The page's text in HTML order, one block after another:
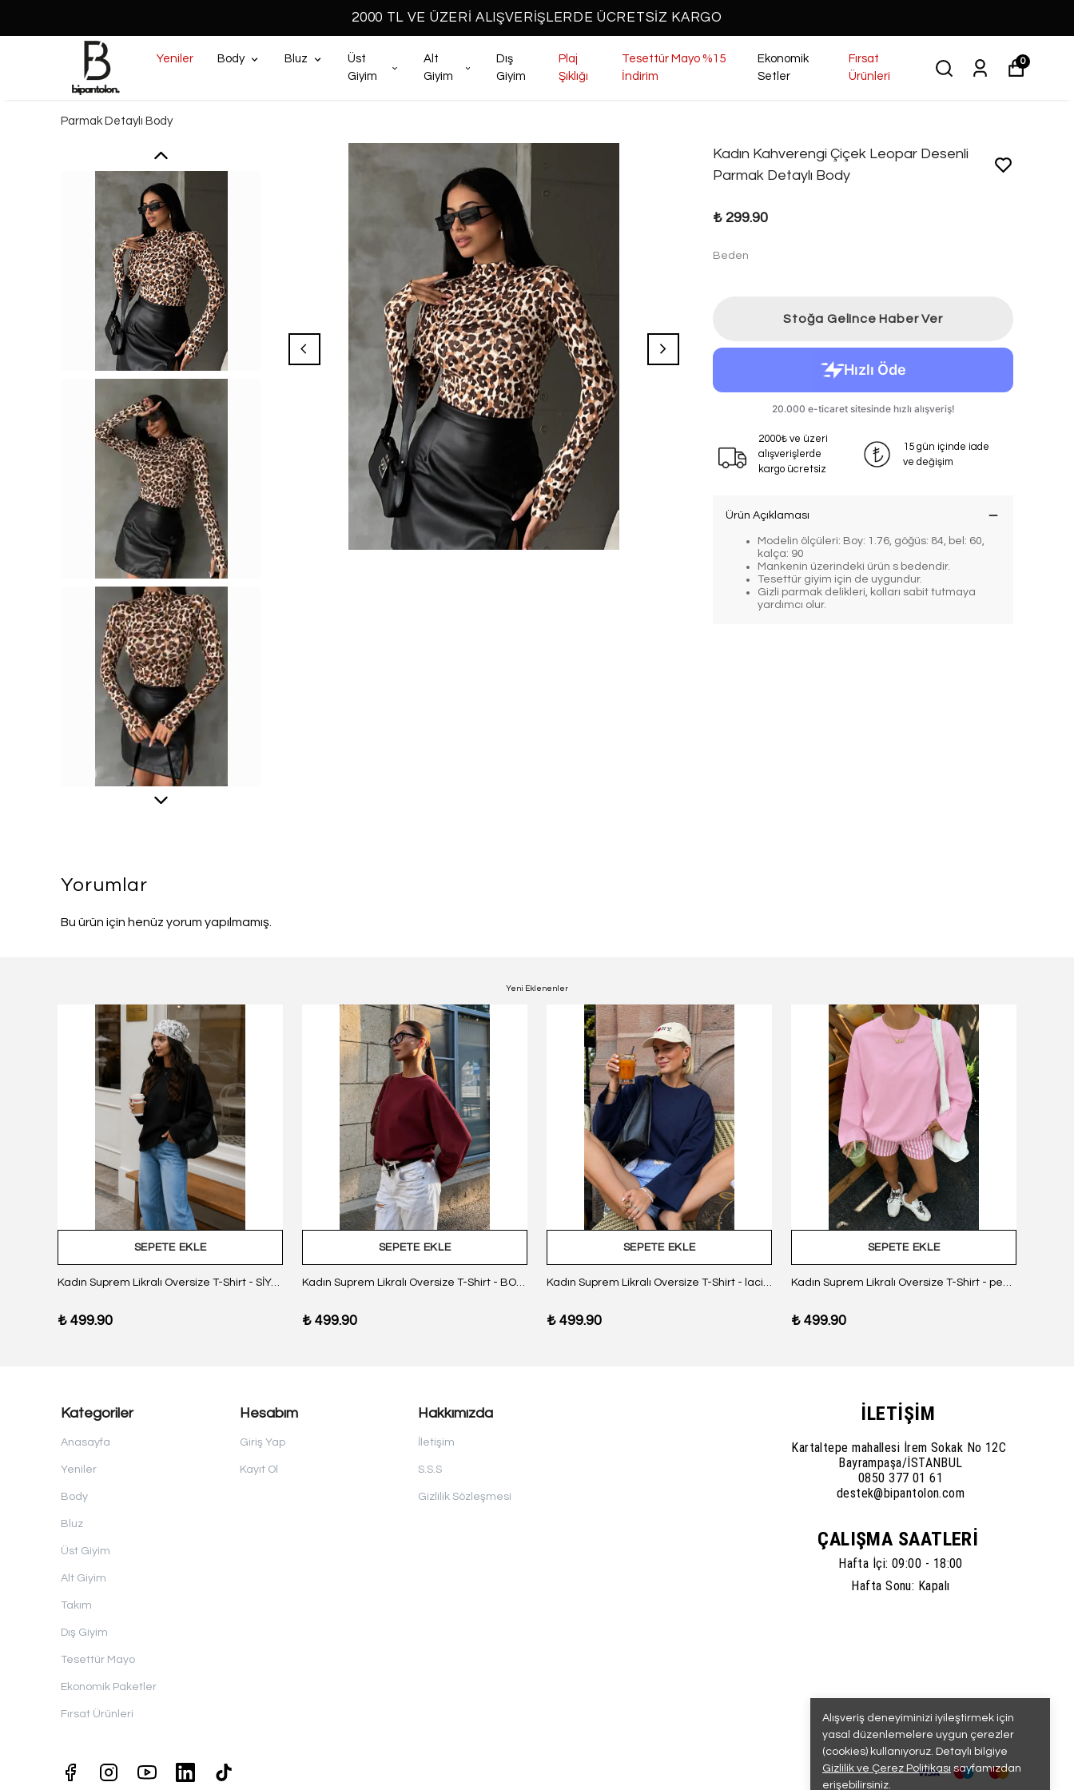
2000 TL VE ÜZERİ ALIŞVERİŞLERDE ÜCRETSİZ KARGO
Yeniler Body Bluz
Üst
Giyim
Alt
Giyim
Dış
Giyim
Plaj
Şıklığı
Tesettür Mayo %15
İndirim
Ekonomik
Setler
Fırsat
Ürünleri
0
Alışveriş deneyiminizi iyileştirmek için
yasal düzenlemelere uygun çerezler
(cookies) kullanıyoruz. Detaylı bilgiye
Gizlilik ve Çerez Politikası sayfamızdan
erişebilirsiniz.
Parmak Detaylı Body
Kadın Kahverengi Çiçek Leopar Desenli
Parmak Detaylı Body
₺ 299.90
Beden
Stoğa Gelince Haber Ver
2000₺ ve üzeri
alışverişlerde
kargo ücretsiz
15 gün içinde iade
ve değişim
Ürün Açıklaması
Modelin ölçüleri: Boy: 1.76, göğüs: 84, bel: 60,
kalça: 90
Mankenin üzerindeki ürün s bedendir.
Tesettür giyim için de uygundur.
Gizli parmak delikleri, kolları sabit tutmaya
yardımcı olur.
Yorumlar
Bu ürün için henüz yorum yapılmamış.
Yeni Eklenenler
SEPETE EKLE
Kadın Suprem Likralı Oversize T-Shirt - SİYAH
₺ 499.90
SEPETE EKLE
Kadın Suprem Likralı Oversize T-Shirt - BORDO
₺ 499.90
SEPETE EKLE
Kadın Suprem Likralı Oversize T-Shirt - lacivert
₺ 499.90
SEPETE EKLE
Kadın Suprem Likralı Oversize T-Shirt - pembe
₺ 499.90
Kategoriler
Anasayfa
Yeniler
Body
Bluz
Üst Giyim
Alt Giyim
Takım
Dış Giyim
Tesettür Mayo
Ekonomik Paketler
Fırsat Ürünleri
Hesabım
Giriş Yap
Kayıt Ol
Hakkımızda
İletişim
S.S.S
Gizlilik Sözleşmesi
İLETİŞİM
Kartaltepe mahallesi İrem Sokak No 12C
Bayrampaşa/İSTANBUL
0850 377 01 61
destek@bipantolon.com
ÇALIŞMA SAATLERİ
Hafta İçi: 09:00 - 18:00
Hafta Sonu: Kapalı